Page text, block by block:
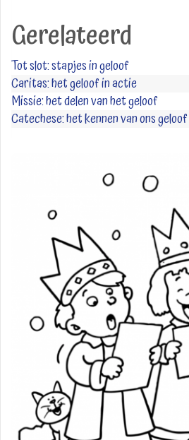
Gerelateerd
Tot slot: stapjes in geloof
Caritas: het geloof in actie
Missie: het delen van het geloof
Catechese: het kennen van ons geloof